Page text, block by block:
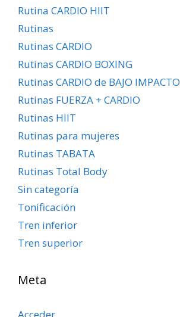
Rutina CARDIO HIIT
Rutinas
Rutinas CARDIO
Rutinas CARDIO BOXING
Rutinas CARDIO de BAJO IMPACTO
Rutinas FUERZA + CARDIO
Rutinas HIIT
Rutinas para mujeres
Rutinas TABATA
Rutinas Total Body
Sin categoría
Tonificación
Tren inferior
Tren superior
Meta
Acceder